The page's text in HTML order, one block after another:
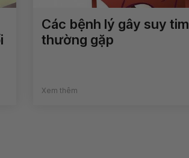
Các bệnh lý gây suy tim
thường gặp
Xem thêm